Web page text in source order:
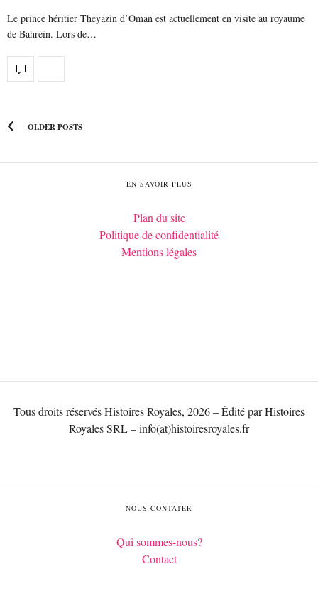
Le prince héritier Theyazin d’Oman est actuellement en visite au royaume
de Bahreïn. Lors de…
OLDER POSTS
EN SAVOIR PLUS
Plan du site
Politique de confidentialité
Mentions légales
Tous droits réservés Histoires Royales, 2026 – Édité par Histoires
Royales SRL – info(at)histoiresroyales.fr
NOUS CONTATER
Qui sommes-nous?
Contact